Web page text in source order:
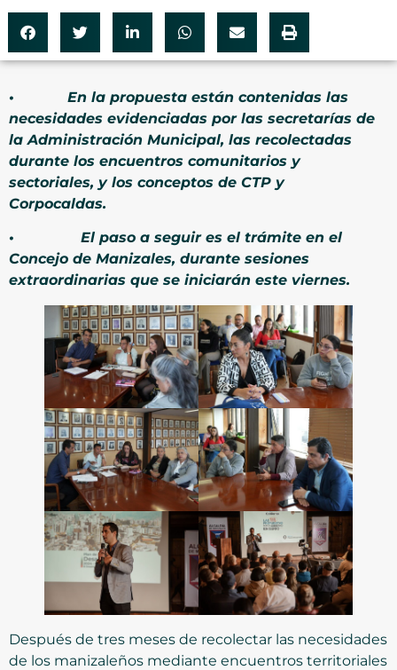
• En la propuesta están contenidas las
necesidades evidenciadas por las secretarías de
la Administración Municipal, las recolectadas
durante los encuentros comunitarios y
sectoriales, y los conceptos de CTP y
Corpocaldas.
• El paso a seguir es el trámite en el
Concejo de Manizales, durante sesiones
extraordinarias que se iniciarán este viernes.
Después de tres meses de recolectar las necesidades
de los manizaleños mediante encuentros territoriales